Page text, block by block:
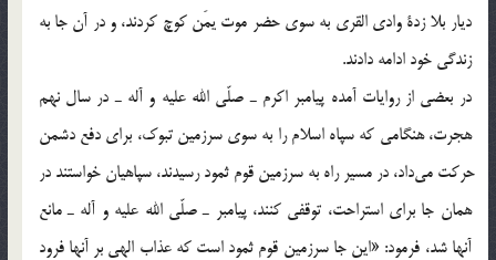
ديار بلا زدة وادي القري به سوي حضر موت يمَن كوچ كردند، و در آن جا به
زندگي خود ادامه دادند.
در بعضي از روايات آمده پيامبر اكرم ـ صلّي الله عليه و آله ـ در سال نهم
هجرت، هنگامي كه سپاه اسلام را به سوي سرزمين تبوك، براي دفع دشمن
حركت مي‎داد، در مسير راه به سرزمين قوم ثمود رسيدند، سپاهيان خواستند در
همان جا براي استراحت، توقفي كنند، پيامبر ـ صلّي الله عليه و آله ـ مانع
آنها شد، فرمود: «اين جا سرزمين قوم ثمود است كه عذاب الهي بر آنها فرود